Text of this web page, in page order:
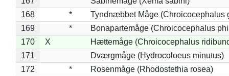
168
*
Tyndnæbbet Måge (Chroicocephalus
169
*
Bonapartemåge (Chroicocephalus
170
X
Hættemåge (Chroicocephalus
171
Dværgmåge (Hydrocoloeus minutus)
172
*
Rosenmåge (Rhodostethia rosea)